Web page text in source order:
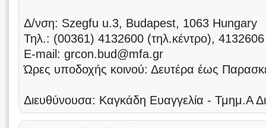
Δ/νση: Szegfu u.3, Budapest, 1063 Hungary
Τηλ.: (00361) 4132600 (τηλ.κέντρο), 4132606
Ε-mail: grcon.bud@mfa.gr
Ώρες υποδοχής κοινού: Δευτέρα έως
Διευθύνουσα: Καγκάδη Ευαγγελία - Τμημ.Α